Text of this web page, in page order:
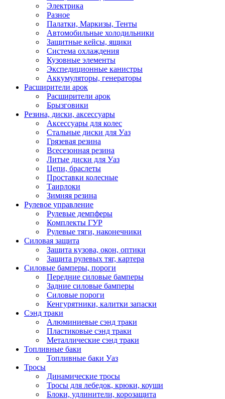
Электрика
Разное
Палатки, Маркизы, Тенты
Автомобильные холодильники
Защитные кейсы, ящики
Система охлаждения
Кузовные элементы
Экспедиционные канистры
Аккумуляторы, генераторы
Расширители арок
Расширители арок
Брызговики
Резина, диски, аксессуары
Аксессуары для колес
Стальные диски для Уаз
Грязевая резина
Всесезонная резина
Литые диски для Уаз
Цепи, браслеты
Проставки колесные
Таирлоки
Зимняя резина
Рулевое управление
Рулевые демпферы
Комплекты ГУР
Рулевые тяги, наконечники
Силовая защита
Защита кузова, окон, оптики
Защита рулевых тяг, картера
Силовые бамперы, пороги
Передние силовые бамперы
Задние силовые бамперы
Силовые пороги
Кенгурятники, калитки запаски
Сэнд траки
Алюминиевые сэнд траки
Пластиковые сэнд траки
Металлические сэнд траки
Топливные баки
Топливные баки Уаз
Тросы
Динамические тросы
Тросы для лебедок, крюки, коуши
Блоки, удлинители, корозащита